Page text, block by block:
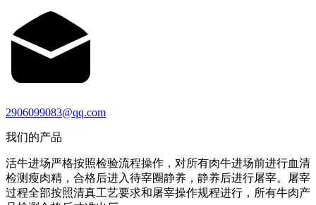
2906099083@qq.com
我们的产品
活牛进场严格按照检验流程操作，对所有肉牛进场前进行血清
检测瘦肉精，合格后进入待宰圈静养，静养后进行屠宰。屠宰
过程全部按照清真工艺要求和屠宰操作规程进行，所有牛肉产